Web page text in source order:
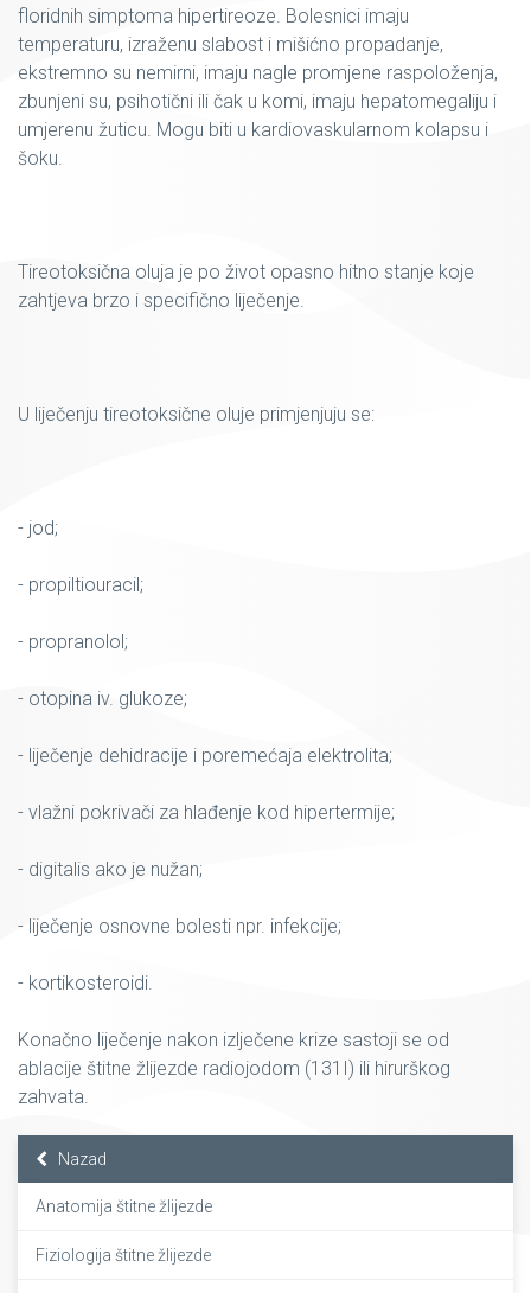
floridnih simptoma hipertireoze. Bolesnici imaju
temperaturu, izraženu slabost i mišićno propadanje,
ekstremno su nemirni, imaju nagle promjene raspoloženja,
zbunjeni su, psihotični ili čak u komi, imaju hepatomegaliju i
umjerenu žuticu. Mogu biti u kardiovaskularnom kolapsu i
šoku.
Tireotoksična oluja je po život opasno hitno stanje koje
zahtjeva brzo i specifično liječenje.
U liječenju tireotoksične oluje primjenjuju se:
- jod;
- propiltiouracil;
- propranolol;
- otopina iv. glukoze;
- liječenje dehidracije i poremećaja elektrolita;
- vlažni pokrivači za hlađenje kod hipertermije;
- digitalis ako je nužan;
- liječenje osnovne bolesti npr. infekcije;
- kortikosteroidi.
Konačno liječenje nakon izlječene krize sastoji se od
ablacije štitne žlijezde radiojodom (131I) ili hirurškog
zahvata.
Nazad
Anatomija štitne žlijezde
Fiziologija štitne žlijezde